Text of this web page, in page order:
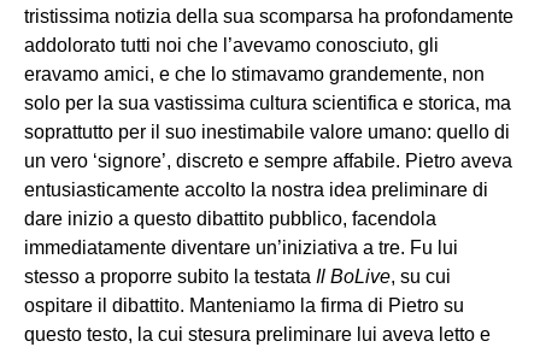
tristissima notizia della sua scomparsa ha profondamente
addolorato tutti noi che l’avevamo conosciuto, gli
eravamo amici, e che lo stimavamo grandemente, non
solo per la sua vastissima cultura scientifica e storica, ma
soprattutto per il suo inestimabile valore umano: quello di
un vero ‘signore’, discreto e sempre affabile. Pietro aveva
entusiasticamente accolto la nostra idea preliminare di
dare inizio a questo dibattito pubblico, facendola
immediatamente diventare un’iniziativa a tre. Fu lui
stesso a proporre subito la testata Il BoLive, su cui
ospitare il dibattito. Manteniamo la firma di Pietro su
questo testo, la cui stesura preliminare lui aveva letto e